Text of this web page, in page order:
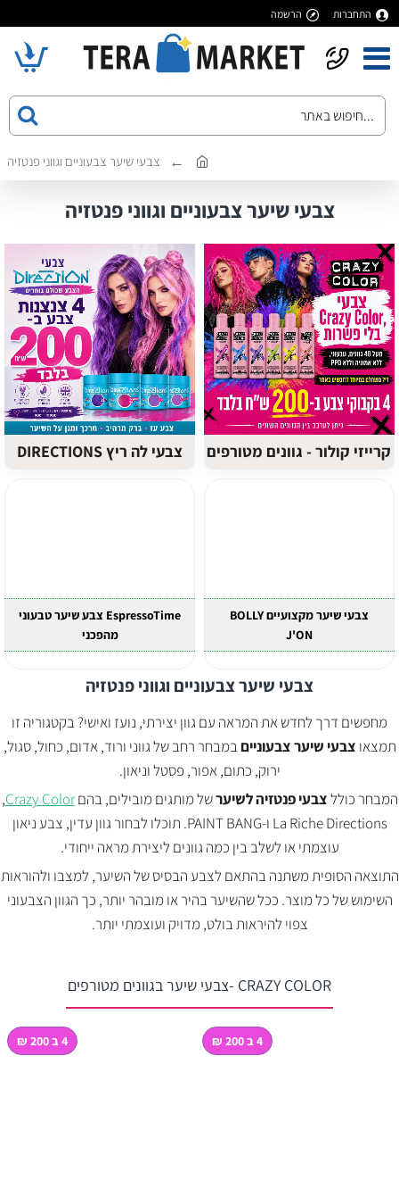
התחברות הרשמה
צבעי שיער צבעוניים וגווני פנטזיה
צבעי שיער צבעוניים וגווני פנטזיה
קרייזי קולור - גוונים מטורפים צבעי לה ריץ DIRECTIONS
צבעי שיער מקצועיים BOLLY
J'ON
EspressoTime צבע שיער טבעוני
מהפכני
צבעי שיער צבעוניים וגווני פנטזיה
מחפשים דרך לחדש את המראה עם גוון יצירתי, נועז ואישי? בקטגוריה זו
תמצאו צבעי שיער צבעונייםבמבחר רחב של גווני ורוד, אדום, כחול, סגול,
ירוק, כתום, אפור, פסטל וניאון.
המבחר כוללצבעי פנטזיה לשיערשל מותגים מובילים, בהםCrazy Color
,
La Riche Directions ו-PAINT BANG. תוכלו לבחור גוון עדין, צבע ניאון
עוצמתי או לשלב בין כמה גוונים ליצירת מראה ייחודי.
התוצאה הסופית משתנה בהתאם לצבע הבסיס של השיער, למצבו ולהוראות
השימוש של כל מוצר. ככל שהשיער בהיר או מובהר יותר, כך הגוון הצבעוני
צפוי להיראות בולט, מדויק ועוצמתי יותר.
CRAZY COLOR -צבעי שיער בגוונים מטורפים
4 ב 200 ₪ 4 ב 200 ₪